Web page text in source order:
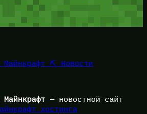
Майнкрафт ⛏️ Новости
Майнкрафт — новостной сайт
хостинга